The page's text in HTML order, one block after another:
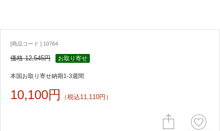
[商品コード ] 10764
価格 12,545円 お取り寄せ
本国お取り寄せ納期1-3週間
10,100円 （税込11,110円）